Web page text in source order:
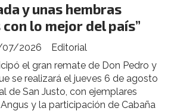
y unas hembras
lo mejor del país”
Editorial
07/2026
el gran remate de Don Pedro y
se realizará el jueves 6 de agosto
de San Justo, con ejemplares
y la participación de Cabaña